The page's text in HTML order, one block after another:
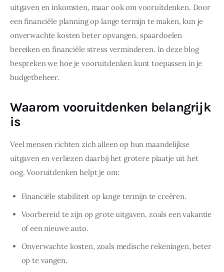
uitgaven en inkomsten, maar ook om vooruitdenken. Door
een financiële planning op lange termijn te maken, kun je
onverwachte kosten beter opvangen, spaardoelen
bereiken en financiële stress verminderen. In deze blog
bespreken we hoe je vooruitdenken kunt toepassen in je
budgetbeheer.
Waarom vooruitdenken belangrijk
is
Veel mensen richten zich alleen op hun maandelijkse
uitgaven en verliezen daarbij het grotere plaatje uit het
oog. Vooruitdenken helpt je om:
Financiële stabiliteit op lange termijn te creëren.
Voorbereid te zijn op grote uitgaven, zoals een vakantie
of een nieuwe auto.
Onverwachte kosten, zoals medische rekeningen, beter
op te vangen.